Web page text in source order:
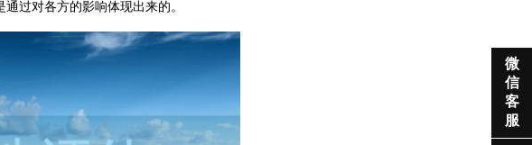
过对各方的影响体现出来的。

微
信
客
服